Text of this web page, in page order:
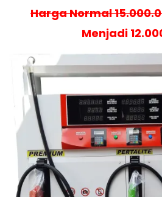
Harga Normal
Menjadi